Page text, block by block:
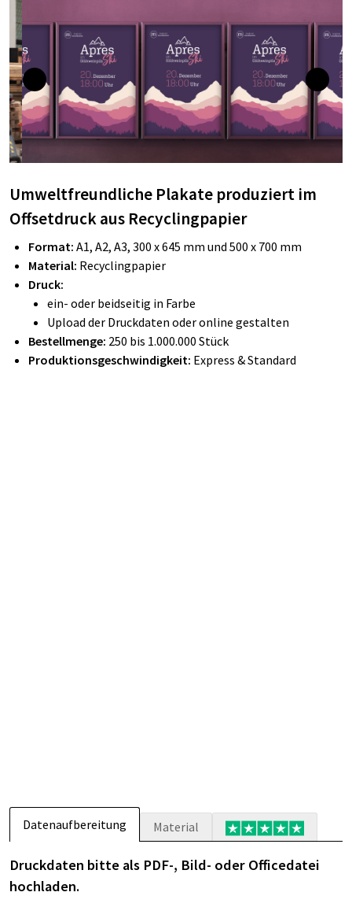
Umweltfreundliche Plakate produziert im
Offsetdruck aus Recyclingpapier
Format: A1, A2, A3, 300 x 645 mm und 500 x 700 mm
Material: Recyclingpapier
Druck:
ein- oder beidseitig in Farbe
Upload der Druckdaten oder online gestalten
Bestellmenge: 250 bis 1.000.000 Stück
Produktionsgeschwindigkeit: Express & Standard
Datenaufbereitung Material
Druckdaten bitte als PDF-, Bild- oder Officedatei
hochladen.